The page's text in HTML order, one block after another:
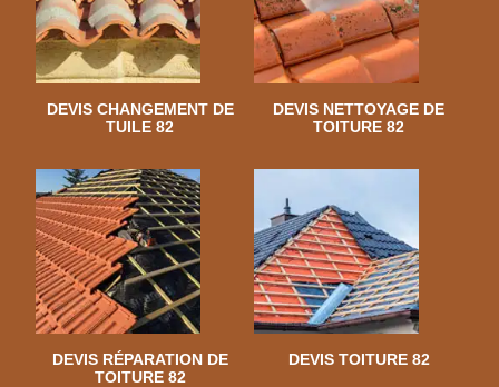
DEVIS CHANGEMENT DE
TUILE 82
DEVIS NETTOYAGE DE
TOITURE 82
DEVIS RÉPARATION DE
TOITURE 82
DEVIS TOITURE 82